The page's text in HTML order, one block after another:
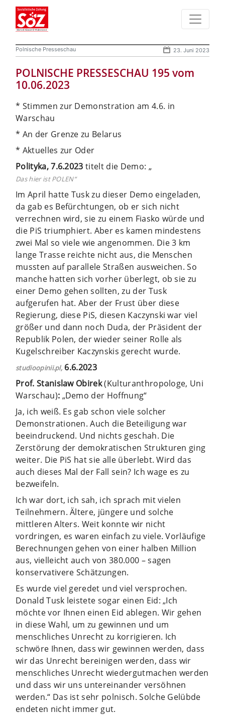
Polnische Presseschau 23. Juni 2023
POLNISCHE PRESSESCHAU 195 vom
10.06.2023
* Stimmen zur Demonstration am 4.6. in
Warschau
* An der Grenze zu Belarus
* Aktuelles zur Oder
Polityka, 7.6.2023titelt die Demo: „
Das hier ist POLEN“
Im April hatte Tusk zu dieser Demo eingeladen,
da gab es Befürchtungen, ob er sich nicht
verrechnen wird, sie zu einem Fiasko würde und
die PiS triumphiert. Aber es kamen mindestens
zwei Mal so viele wie angenommen. Die 3 km
lange Trasse reichte nicht aus, die Menschen
mussten auf parallele Straßen ausweichen. So
manche hatten sich vorher überlegt, ob sie zu
einer Demo gehen sollten, zu der Tusk
aufgerufen hat. Aber der Frust über diese
Regierung, diese PiS, diesen Kaczynski war viel
größer und dann noch Duda, der Präsident der
Republik Polen, der wieder seiner Rolle als
Kugelschreiber Kaczynskis gerecht wurde.
studioopinii.pl, 6.6.2023
Prof. Stanislaw Obirek(Kulturanthropologe, Uni
Warschau): „Demo der Hoffnung“
Ja, ich weiß. Es gab schon viele solcher
Demonstrationen. Auch die Beteiligung war
beeindruckend. Und nichts geschah. Die
Zerstörung der demokratischen Strukturen ging
weiter. Die PiS hat sie alle überlebt. Wird das
auch dieses Mal der Fall sein? Ich wage es zu
bezweifeln.
Ich war dort, ich sah, ich sprach mit vielen
Teilnehmern. Ältere, jüngere und solche
mittleren Alters. Weit konnte wir nicht
vordringen, es waren einfach zu viele. Vorläufige
Berechnungen gehen von einer halben Million
aus, vielleicht auch von 380.000 – sagen
konservativere Schätzungen.
Es wurde viel geredet und viel versprochen.
Donald Tusk leistete sogar einen Eid: „Ich
möchte vor Ihnen einen Eid ablegen. Wir gehen
in diese Wahl, um zu gewinnen und um
menschliches Unrecht zu korrigieren. Ich
schwöre Ihnen, dass wir gewinnen werden, dass
wir das Unrecht bereinigen werden, dass wir
menschliches Unrecht wiedergutmachen werden
und dass wir uns untereinander versöhnen
werden.“ Das ist sehr polnisch. Solche Gelübde
endeten nicht immer gut.